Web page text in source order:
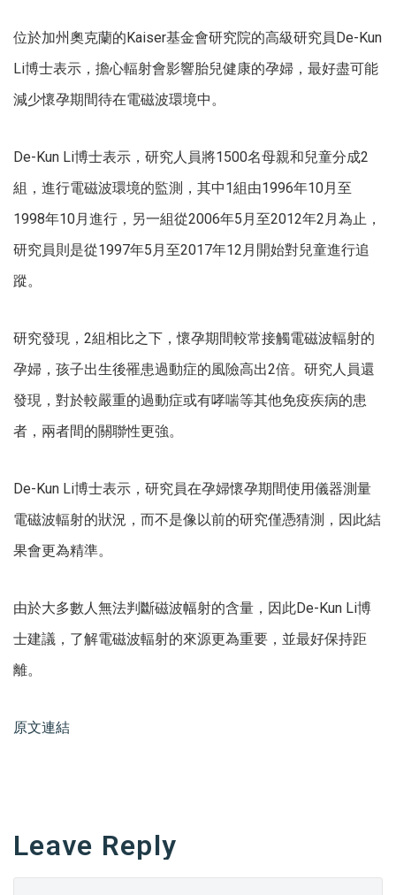
位於加州奧克蘭的Kaiser基金會研究院的高級研究員De-Kun
Li博士表示，擔心輻射會影響胎兒健康的孕婦，最好盡可能
減少懷孕期間待在電磁波環境中。
De-Kun Li博士表示，研究人員將1500名母親和兒童分成2
組，進行電磁波環境的監測，其中1組由1996年10月至
1998年10月進行，另一組從2006年5月至2012年2月為止，
研究員則是從1997年5月至2017年12月開始對兒童進行追
蹤。
研究發現，2組相比之下，懷孕期間較常接觸電磁波輻射的
孕婦，孩子出生後罹患過動症的風險高出2倍。研究人員還
發現，對於較嚴重的過動症或有哮喘等其他免疫疾病的患
者，兩者間的關聯性更強。
De-Kun Li博士表示，研究員在孕婦懷孕期間使用儀器測量
電磁波輻射的狀況，而不是像以前的研究僅憑猜測，因此結
果會更為精準。
由於大多數人無法判斷磁波幅射的含量，因此De-Kun Li博
士建議，了解電磁波輻射的來源更為重要，並最好保持距
離。
原文連結
Leave Reply